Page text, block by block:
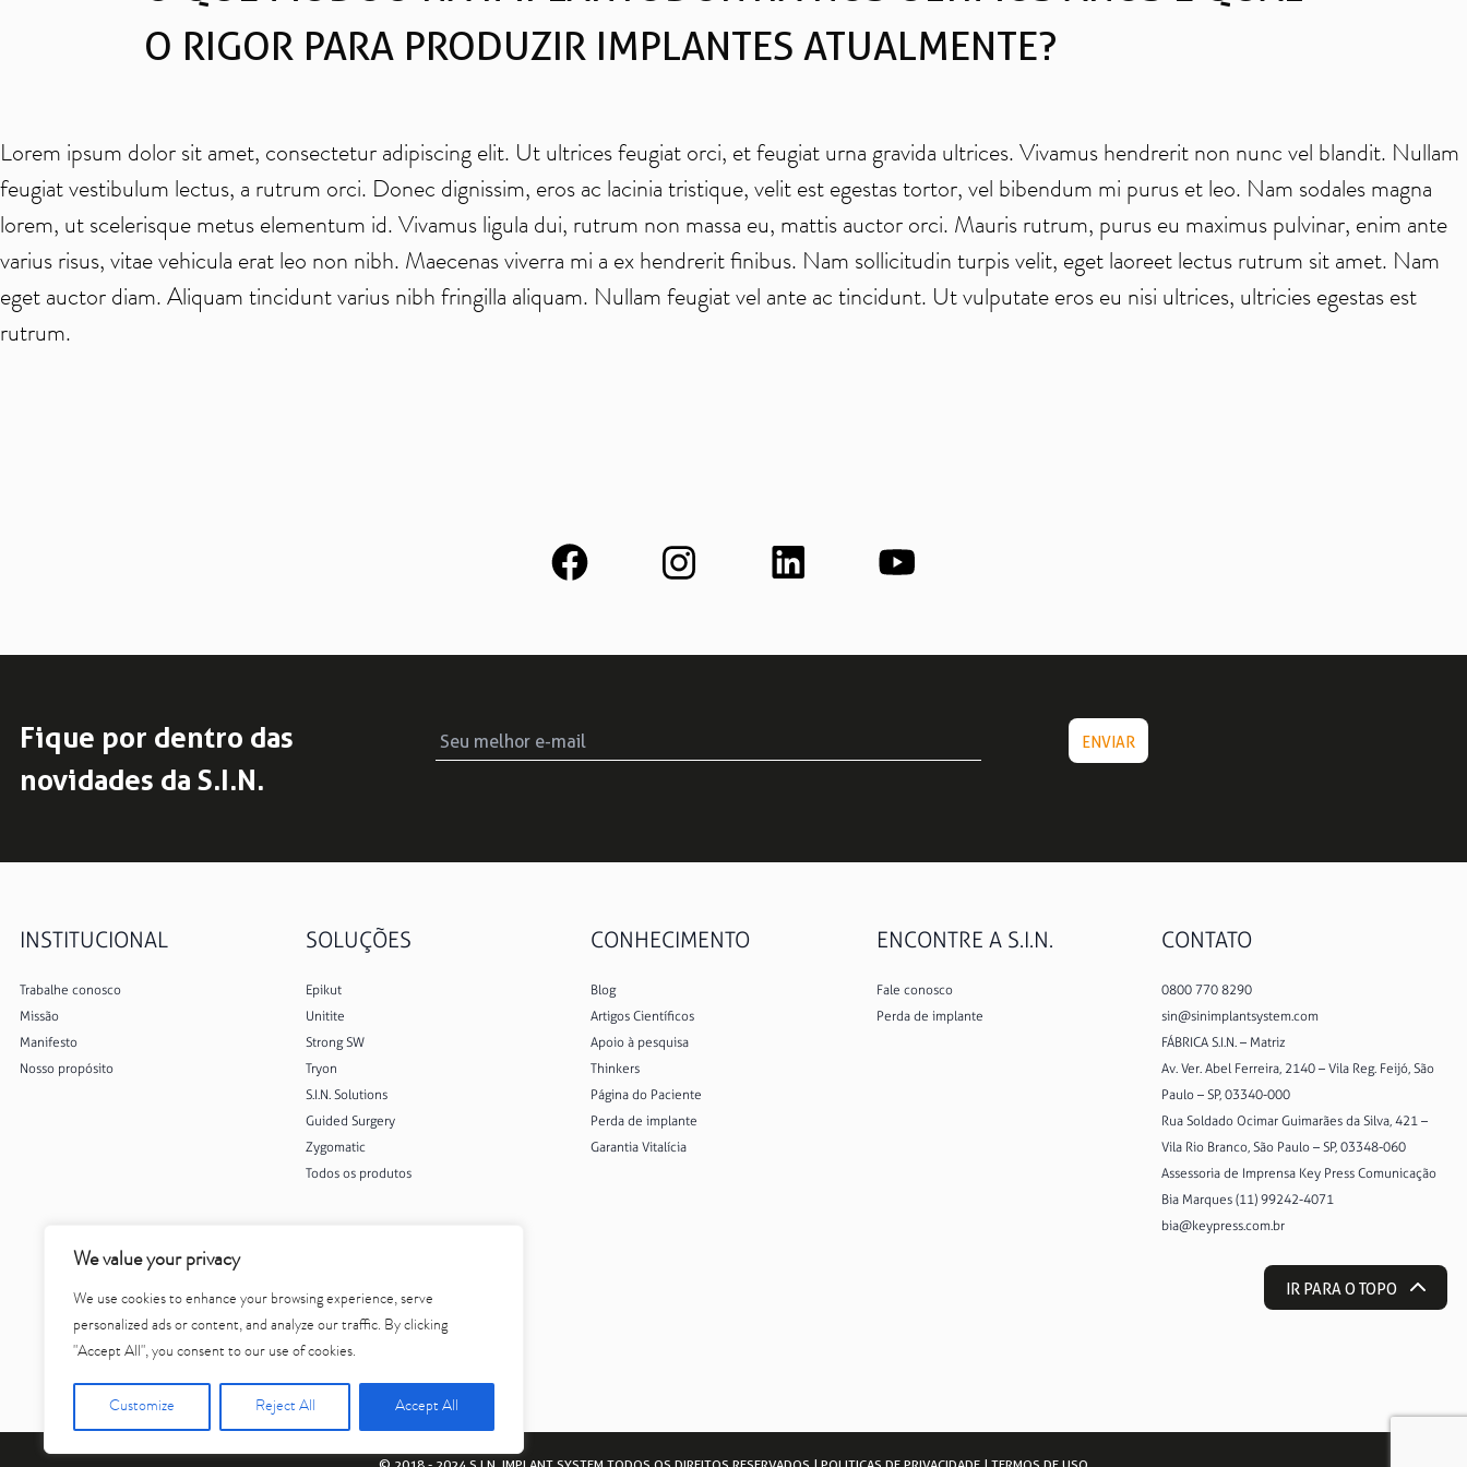
We value your privacy
We use cookies to enhance your browsing experience, serve
personalized ads or content, and analyze our traffic. By clicking
"Accept All", you consent to our use of cookies.
Customize Reject All Accept All
O RIGOR PARA PRODUZIR IMPLANTES ATUALMENTE?
Lorem ipsum dolor sit amet, consectetur adipiscing elit. Ut ultrices feugiat orci, et feugiat urna gravida ultrices. Vivamus hendrerit non nunc vel blandit. Nullam
feugiat vestibulum lectus, a rutrum orci. Donec dignissim, eros ac lacinia tristique, velit est egestas tortor, vel bibendum mi purus et leo. Nam sodales magna
lorem, ut scelerisque metus elementum id. Vivamus ligula dui, rutrum non massa eu, mattis auctor orci. Mauris rutrum, purus eu maximus pulvinar, enim ante
varius risus, vitae vehicula erat leo non nibh. Maecenas viverra mi a ex hendrerit finibus. Nam sollicitudin turpis velit, eget laoreet lectus rutrum sit amet. Nam
eget auctor diam. Aliquam tincidunt varius nibh fringilla aliquam. Nullam feugiat vel ante ac tincidunt. Ut vulputate eros eu nisi ultrices, ultricies egestas est
rutrum.
Fique por dentro das
novidades da S.I.N.
INSTITUCIONAL
Trabalhe conosco
Missão
Manifesto
Nosso propósito
SOLUÇÕES
Epikut
Unitite
Strong SW
Tryon
S.I.N. Solutions
Guided Surgery
Zygomatic
Todos os produtos
CONHECIMENTO
Blog
Artigos Científicos
Apoio à pesquisa
Thinkers
Página do Paciente
Perda de implante
Garantia Vitalícia
ENCONTRE A S.I.N.
Fale conosco
Perda de implante
CONTATO
0800 770 8290
sin@sinimplantsystem.com
FÁBRICA S.I.N. – Matriz
Av. Ver. Abel Ferreira, 2140 – Vila Reg. Feijó, São
Paulo – SP, 03340-000
Rua Soldado Ocimar Guimarães da Silva, 421 –
Vila Rio Branco, São Paulo – SP, 03348-060
Assessoria de Imprensa Key Press Comunicação
Bia Marques (11) 99242-4071
bia@keypress.com.br
IR PARA O TOPO